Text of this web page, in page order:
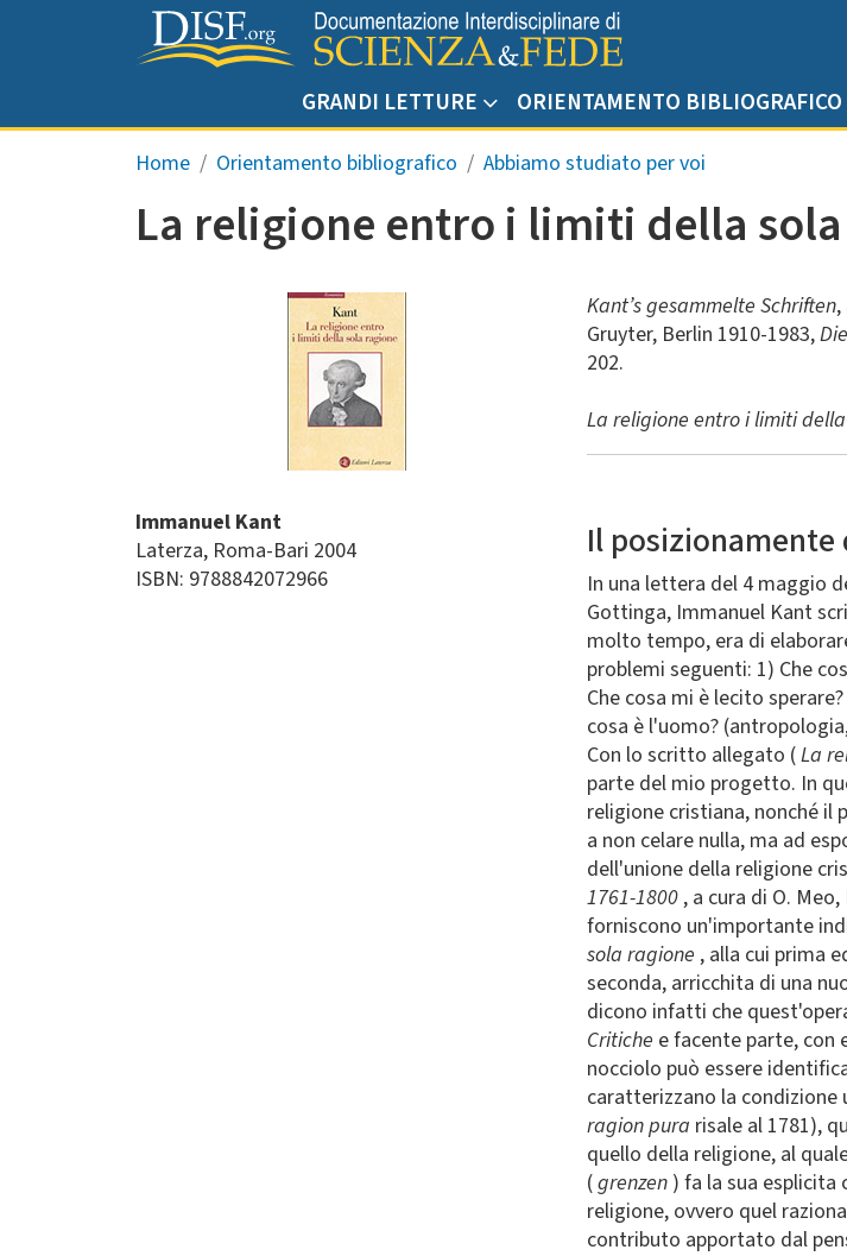
Salta al contenuto principale
GRANDI LETTURE ORIENTAMENTO BIBLIOGRAFICO
Briciole di pane
Home Orientamento bibliografico Abbiamo studiato per voi
La religione entro i limiti della
Immanuel Kant
Laterza Roma-Bari 2004
ISBN: 9788842072966
Kant’s gesammelte Schriften,
Gruyter, Berlin 1910-1983,
202.
La religione entro i limiti
Il
In una lettera del 4 maggio
Gottinga, Immanuel Kant
molto tempo, era di
problemi seguenti: 1) Che
Che cosa mi è lecito
cosa è l'uomo?
Con lo scritto allegato (La
parte del mio progetto. In
religione cristiana, nonché il
a non celare nulla, ma ad
dell'unione della religione
1761-1800 , a cura di O.
forniscono un'importante
sola ragione , alla cui prima
seconda, arricchita di una
dicono infatti che
Critiche e facente parte, con
nocciolo può essere
caratterizzano la condizione
ragion pura risale al 1781),
quello della religione, al
(grenzen ) fa la sua esplicita
religione, ovvero quel
contributo apportato dal